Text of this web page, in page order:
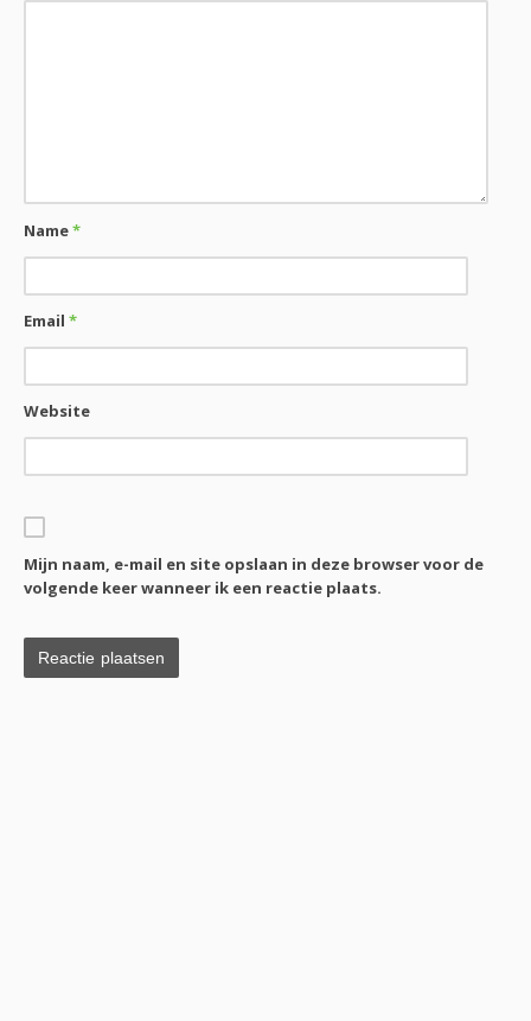
Name*
Email*
Website
Mijn naam, e-mail en site opslaan in deze browser voor de
volgende keer wanneer ik een reactie plaats.